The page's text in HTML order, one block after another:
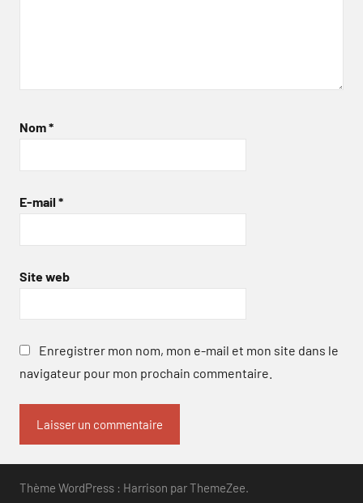
Nom*
E-mail *
Site web
Enregistrer mon nom, mon e-mail et mon site dans le
navigateur pour mon prochain commentaire.
Thème WordPress : Harrison par ThemeZee.